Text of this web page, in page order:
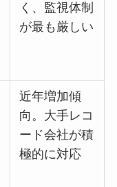
く、監視体制
が最も厳しい
近年増加傾
向。大手レコ
ード会社が積
極的に対応